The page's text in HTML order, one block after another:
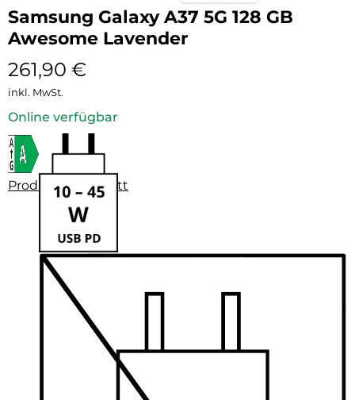
Samsung Galaxy A37 5G 128 GB
Awesome Lavender
261,90 €
inkl. MwSt.
Online verfügbar
Produktdatenblatt